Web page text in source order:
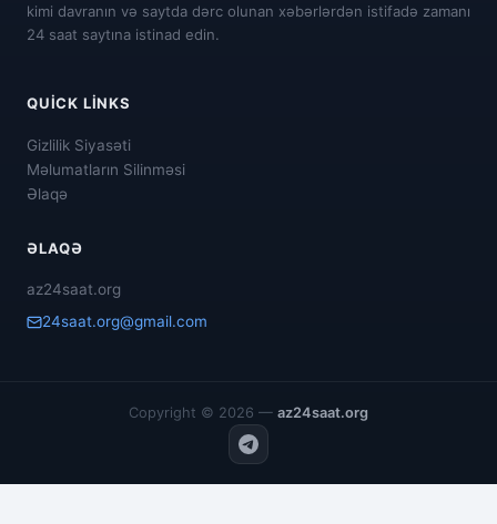
kimi davranın və saytda dərc olunan xəbərlərdən istifadə zamanı
24 saat saytına istinad edin.
QUICK LINKS
Gizlilik Siyasəti
Məlumatların Silinməsi
Əlaqə
ƏLAQƏ
az24saat.org
24saat.org@gmail.com
Copyright © 2026 — az24saat.org